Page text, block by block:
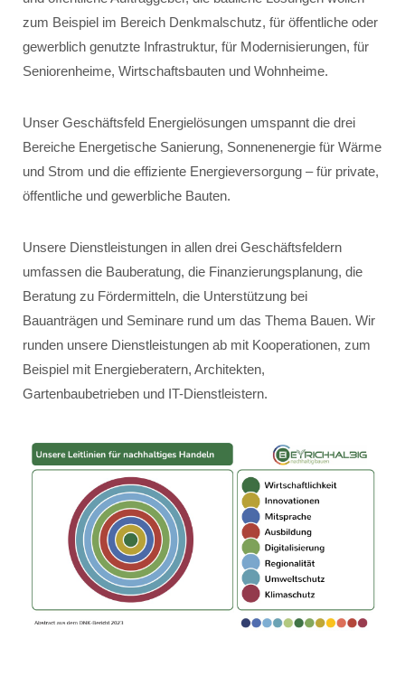
zum Beispiel im Bereich Denkmalschutz, für öffentliche oder
gewerblich genutzte Infrastruktur, für Modernisierungen, für
Seniorenheime, Wirtschaftsbauten und Wohnheime.
Unser Geschäftsfeld Energielösungen umspannt die drei
Bereiche Energetische Sanierung, Sonnenenergie für Wärme
und Strom und die effiziente Energieversorgung – für private,
öffentliche und gewerbliche Bauten.
Unsere Dienstleistungen in allen drei Geschäftsfeldern
umfassen die Bauberatung, die Finanzierungsplanung, die
Beratung zu Fördermitteln, die Unterstützung bei
Bauanträgen und Seminare rund um das Thema Bauen. Wir
runden unsere Dienstleistungen ab mit Kooperationen, zum
Beispiel mit Energieberatern, Architekten,
Gartenbaubetrieben und IT-Dienstleistern.